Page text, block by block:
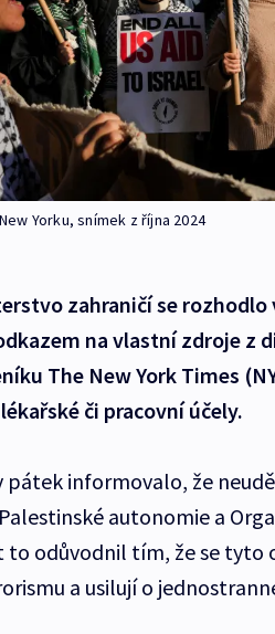
Yorku, snímek z října 2024
zahraničí se
na vlastní zdroje z
The New York Times
či pracovní účely.
pátek informovalo, že
autonomie a
to odůvodnil tím, že se tyto
a usilují o